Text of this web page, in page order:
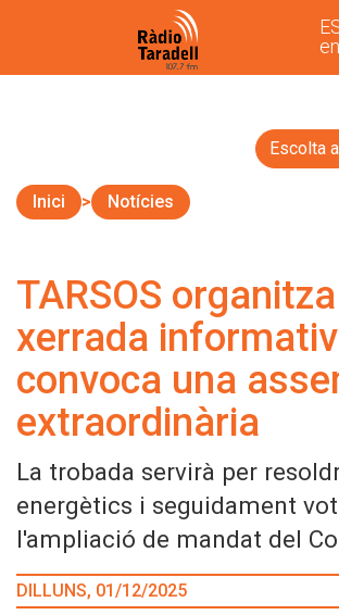
Escolta
Inici Notícies
TARSOS
xerrada
convoca una
extraordinària
La trobada servirà per
energètics i seguidament
l'ampliació de mandat del
DILLUNS, 01/12/2025